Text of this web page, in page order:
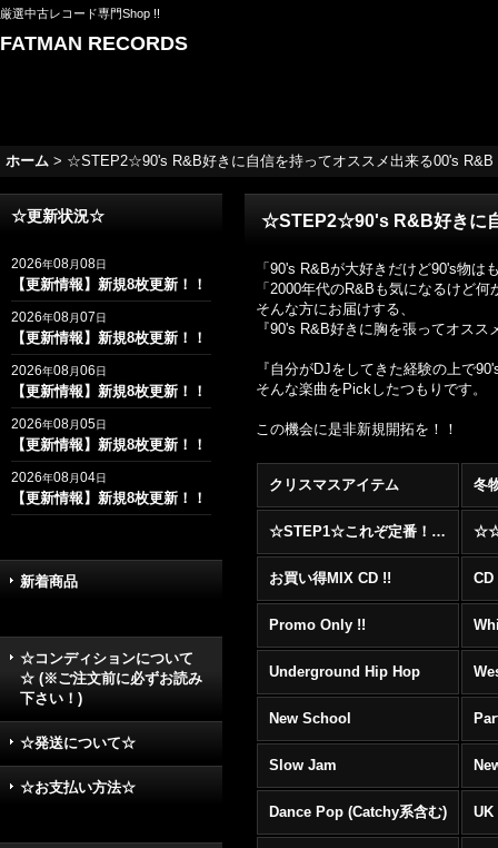
厳選中古レコード専門Shop !!
FATMAN RECORDS
ホーム > ☆STEP2☆90's R&B好きに自信を持ってオススメ出来る00's
☆更新状況☆
2026年08月08日
【更新情報】新規8枚更新！！
2026年08月07日
【更新情報】新規8枚更新！！
2026年08月06日
【更新情報】新規8枚更新！！
2026年08月05日
【更新情報】新規8枚更新！！
2026年08月04日
【更新情報】新規8枚更新！！
新着商品
☆コンディションについて
☆ (※ご注文前に必ずお読み
下さい！)
☆発送について☆
☆お支払い方法☆
☆STEP2☆90's R&B好きに
「90's R&Bが大好きだけど90's物は
「2000年代のR&Bも気になるけど
そんな方にお届けする、
『90's R&B好きに胸を張ってオス
『自分がDJをしてきた経験の上で
そんな楽曲をPickしたつもりです。
この機会に是非新規開拓を！！
クリスマスアイテム 冬
☆STEP1☆これぞ定番！！まずはここから！2000年代R&BフロアヒットBest 100 !!!
お買い得MIX CD !!
Promo Only !!
Underground Hip Hop
New School
Slow Jam
Dance Pop (Catchy系含む) UK